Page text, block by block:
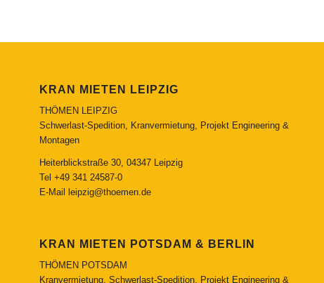
KRAN MIETEN LEIPZIG
THÖMEN LEIPZIG
Schwerlast-Spedition, Kranvermietung, Projekt Engineering &
Montagen
Heiterblickstraße 30, 04347 Leipzig
Tel +49 341 24587-0
E-Mail
leipzig@thoemen.de
KRAN MIETEN POTSDAM & BERLIN
THÖMEN POTSDAM
Kranvermietung, Schwerlast-Spedition, Projekt Engineering &